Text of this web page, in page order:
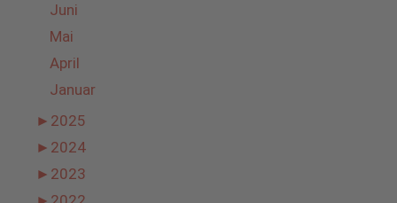
Juni
Mai
April
Januar
► 2025
► 2024
► 2023